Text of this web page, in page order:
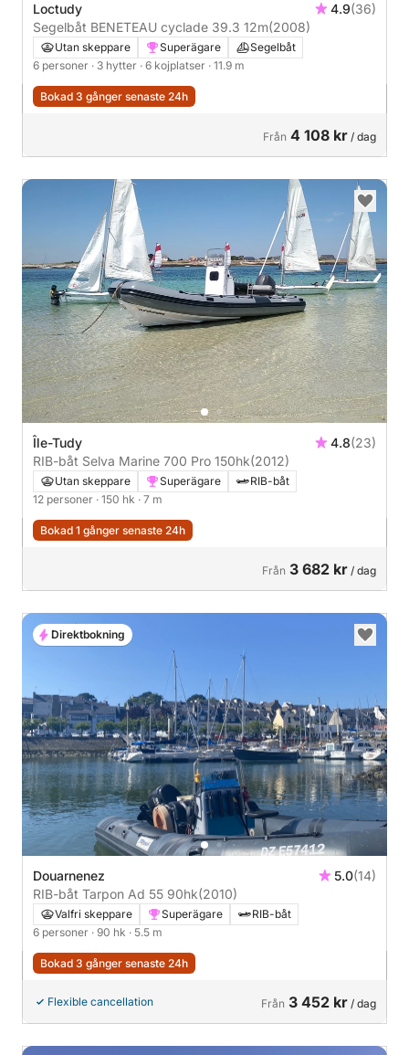
Loctudy 4.9(36)
Segelbåt BENETEAU cyclade 39.3 12m(2008)
Utan skeppare Superägare
Segelbåt
6 personer · 3 hytter · 6 kojplatser · 11.9 m
Bokad 3 gånger senaste 24h
Från 4 108 kr / dag
Île-Tudy 4.8(23)
RIB-båt Selva Marine 700 Pro 150hk(2012)
Utan skeppare Superägare
RIB-båt
12 personer · 150 hk · 7 m
Bokad 1 gånger senaste 24h
Från 3 682 kr / dag
Douarnenez 5.0(14)
RIB-båt Tarpon Ad 55 90hk(2010)
Valfri skeppare Superägare
RIB-båt
6 personer · 90 hk · 5.5 m
Bokad 3 gånger senaste 24h
Flexible cancellation Från 3 452 kr / dag
Direktbokning